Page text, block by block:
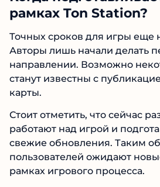
рамках Ton Station?
Точных сроков для игры еще
Авторы лишь начали делать
направлении. Возможно
станут известны с
карты.
Стоит отметить, что сейчас
работают над игрой и
свежие обновления. Таким
пользователей ожидают
рамках игрового процесса.